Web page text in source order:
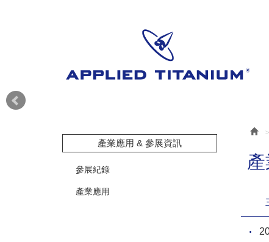
產業應用 & 參展資訊
參展紀錄
產業應用